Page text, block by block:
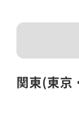
関東(東京